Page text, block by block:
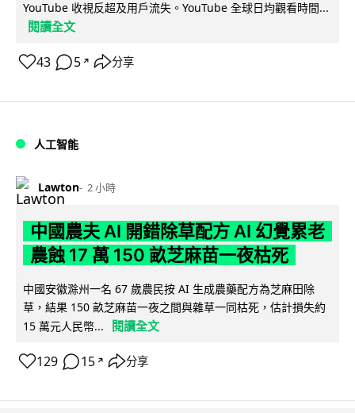
YouTube 收視反超及用戶流失。YouTube 全球日均觀看時間...
閱讀全文
43 5 ↗ 分享
人工智能
Lawton 2 小時
中國農夫 AI 開錯除草配方 AI 幻覺累老
農蝕 17 萬 150 畝芝麻苗一夜枯死
中國安徽滁州一名 67 歲農民按 AI 生成農藥配方為芝麻田除
草，結果 150 畝芝麻苗一夜之間與雜草一同枯死，估計損失約
15 萬元人民幣...
閱讀全文
129 15 ↗ 分享